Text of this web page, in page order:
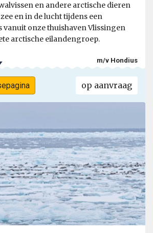
en andere arctische dieren
en in de lucht tijdens een
onze thuishaven Vlissingen
arctische eilandengroep.
m/v Hondius
op aanvraag